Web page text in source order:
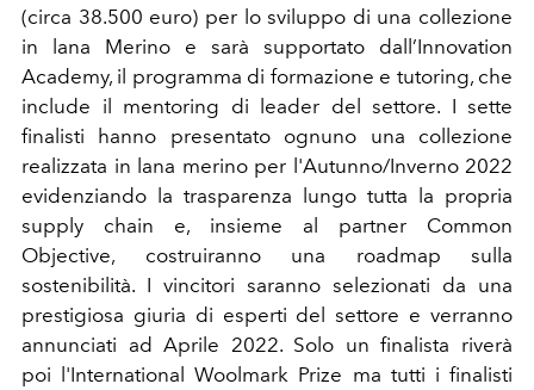
(circa 38.500 euro) per lo sviluppo di una collezione
in lana Merino e sarà supportato dall’Innovation
Academy, il programma di formazione e tutoring, che
include il mentoring di leader del settore. I sette
finalisti hanno presentato ognuno una collezione
realizzata in lana merino per l'Autunno/Inverno 2022
evidenziando la trasparenza lungo tutta la propria
supply chain e, insieme al partner Common
Objective, costruiranno una roadmap sulla
sostenibilità. I vincitori saranno selezionati da una
prestigiosa giuria di esperti del settore e verranno
annunciati ad Aprile 2022. Solo un finalista riverà
poi l'International Woolmark Prize ma tutti i finalisti